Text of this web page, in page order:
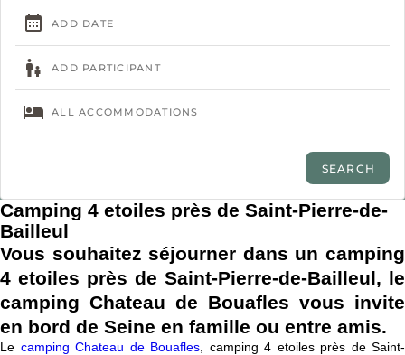
Camping 4 etoiles près de Saint-Pierre-de-
Bailleul
Vous souhaitez séjourner dans un camping
4 etoiles près de Saint-Pierre-de-Bailleul, le
camping Chateau de Bouafles vous invite
en bord de Seine en famille ou entre amis.
Le camping Chateau de Bouafles , camping 4 etoiles près de Saint-